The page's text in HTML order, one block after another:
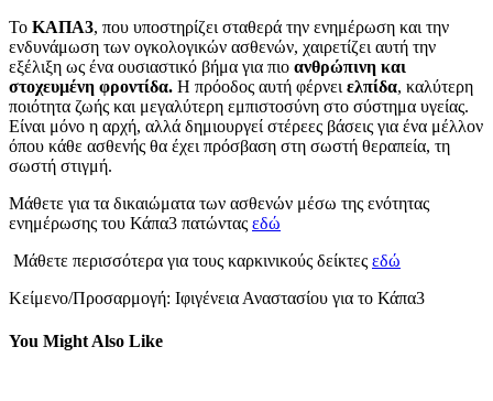
Το ΚΑΠΑ3, που υποστηρίζει σταθερά την ενημέρωση και την
ενδυνάμωση των ογκολογικών ασθενών, χαιρετίζει αυτή την
εξέλιξη ως ένα ουσιαστικό βήμα για πιο ανθρώπινη και
στοχευμένη φροντίδα. Η πρόοδος αυτή φέρνει ελπίδα, καλύτερη
ποιότητα ζωής και μεγαλύτερη εμπιστοσύνη στο σύστημα υγείας.
Είναι μόνο η αρχή, αλλά δημιουργεί στέρεες βάσεις για ένα μέλλον
όπου κάθε ασθενής θα έχει πρόσβαση στη σωστή θεραπεία, τη
σωστή στιγμή.
Μάθετε για τα δικαιώματα των ασθενών μέσω της ενότητας
ενημέρωσης του Κάπα3 πατώντας εδώ
Μάθετε περισσότερα για τους καρκινικούς δείκτες εδώ
Κείμενο/Προσαρμογή: Ιφιγένεια Αναστασίου για το Κάπα3
You Might Also Like